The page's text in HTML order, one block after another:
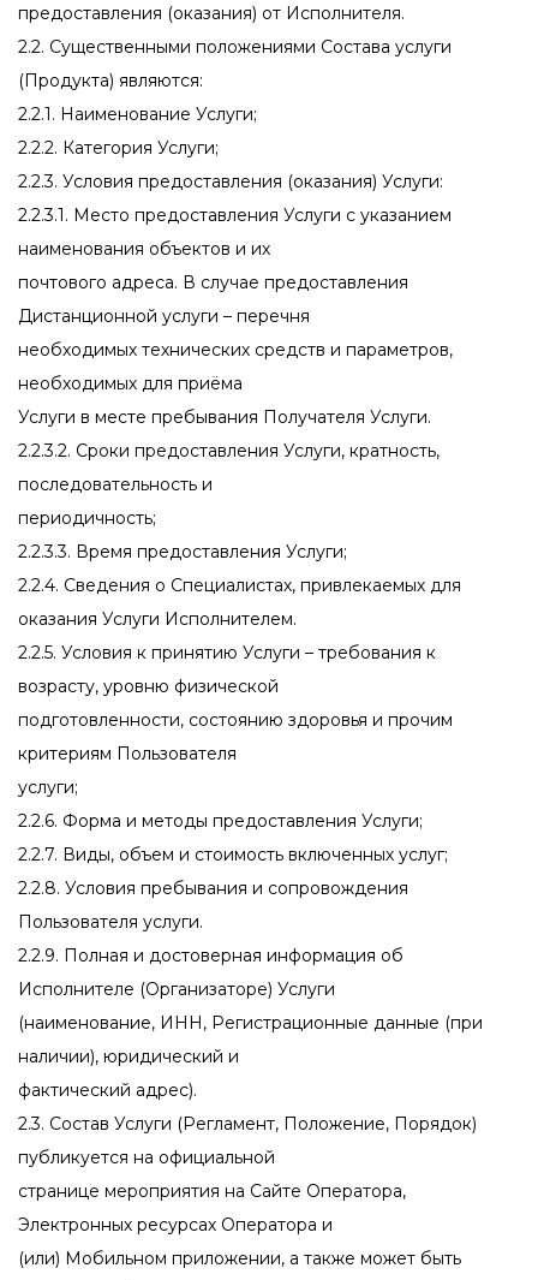
предоставления (оказания) от Исполнителя.
2.2. Существенными положениями Состава услуги
(Продукта) являются:
2.2.1. Наименование Услуги;
2.2.2. Категория Услуги;
2.2.3. Условия предоставления (оказания) Услуги:
2.2.3.1. Место предоставления Услуги с указанием
наименования объектов и их
почтового адреса. В случае предоставления
Дистанционной услуги – перечня
необходимых технических средств и параметров,
необходимых для приёма
Услуги в месте пребывания Получателя Услуги.
2.2.3.2. Сроки предоставления Услуги, кратность,
последовательность и
периодичность;
2.2.3.3. Время предоставления Услуги;
2.2.4. Сведения о Специалистах, привлекаемых для
оказания Услуги Исполнителем.
2.2.5. Условия к принятию Услуги – требования к
возрасту, уровню физической
подготовленности, состоянию здоровья и прочим
критериям Пользователя
услуги;
2.2.6. Форма и методы предоставления Услуги;
2.2.7. Виды, объем и стоимость включенных услуг;
2.2.8. Условия пребывания и сопровождения
Пользователя услуги.
2.2.9. Полная и достоверная информация об
Исполнителе (Организаторе) Услуги
(наименование, ИНН, Регистрационные данные (при
наличии), юридический и
фактический адрес).
2.3. Состав Услуги (Регламент, Положение, Порядок)
публикуется на официальной
странице мероприятия на Сайте Оператора,
Электронных ресурсах Оператора и
(или) Мобильном приложении, а также может быть